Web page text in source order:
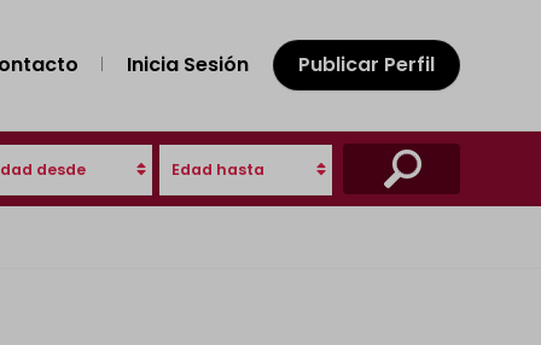
Inicia Sesión Publicar Perfil
desde Edad hasta